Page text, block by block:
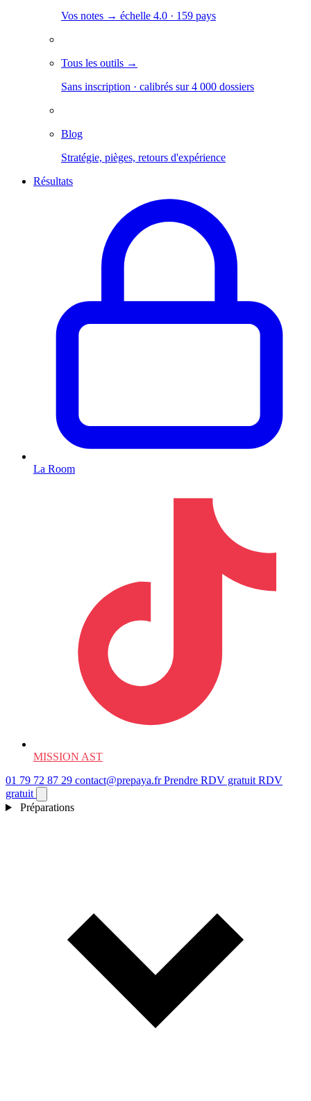
Vos notes → échelle 4.0 · 159 pays
Tous les outils →
Sans inscription · calibrés sur 4 000 dossiers
Blog
Stratégie, pièges, retours d'expérience
Résultats
La Room
MISSION AST
01 79 72 87 29 contact@prepaya.frPrendre RDV gratuit RDV
gratuit
Préparations